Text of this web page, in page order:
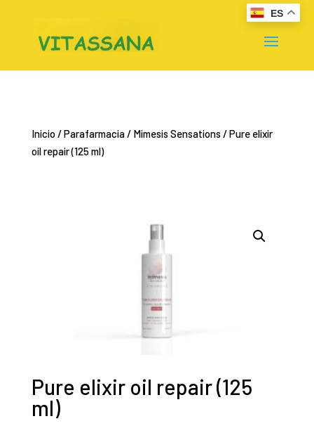
Inicio/Parafarmacia/ Mimesis Sensations / Pure elixir
oil repair (125 ml)
Pure elixir oil repair (125
ml)
ES